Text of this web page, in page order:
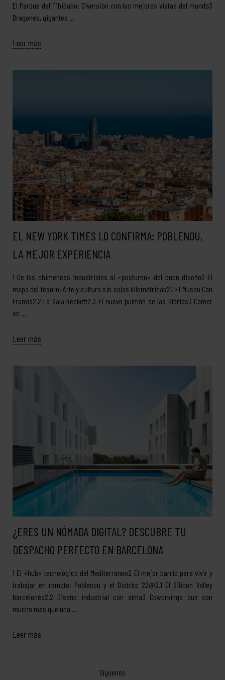
El Parque del Tibidabo: Diversión con las mejores vistas del mundo3
Dragones, gigantes …
Leer más
EL NEW YORK TIMES LO CONFIRMA: POBLENOU,
LA MEJOR EXPERIENCIA
1 De las chimeneas industriales al «postureo» del buen diseño2 El
mapa del tesoro: Arte y cultura sin colas kilométricas2.1 El Museu Can
Framis2.2 La Sala Beckett2.3 El nuevo pulmón de las Glòries3 Comer
en …
Leer más
¿ERES UN NÓMADA DIGITAL? DESCUBRE TU
DESPACHO PERFECTO EN BARCELONA
1 El «hub» tecnológico del Mediterráneo2 El mejor barrio para vivir y
trabajar en remoto: Poblenou y el Distrito 22@2.1 El Silicon Valley
barcelonés2.2 Diseño industrial con alma3 Coworkings que son
mucho más que una …
Leer más
Síguenos